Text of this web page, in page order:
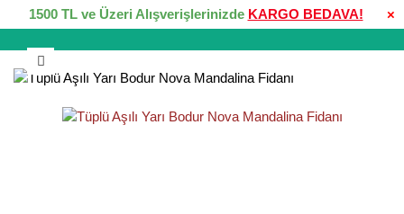
×
1500 TL ve Üzeri Alışverişlerinizde KARGO BEDAVA!